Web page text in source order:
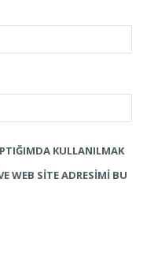
KULLANILMAK
WEB SITE ADRESIMI BU